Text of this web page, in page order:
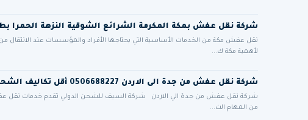
شركة نقل عفش بمكة المكرمة الشرائع الشوقية النزهة الحمرا
نقل عفش مكة من الخدمات الأساسية التي يحتاجها الأفراد والمؤسسات عند الانتقال من
لأهمية مكة ك...
شركة نقل عفش من جدة الى الاردن 0506688227 أقل تكاليف الشحن الدولي البري للاردن
شركة نقل عفش من جدة الي الاردن شركة السيف للشحن الدولي تقدم خدمات نقل
من المهام الت...